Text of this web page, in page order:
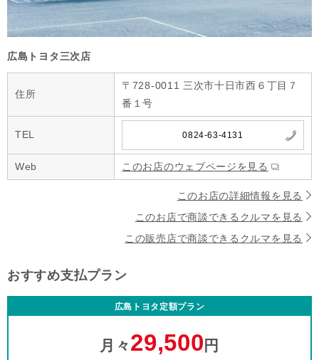
広島トヨタ三次店
住所
〒728-0011 三次市十日市西６丁目７
番１号
TEL 0824-63-4131
Web このお店のウェブページを見る
このお店の詳細情報を見る
このお店で商談できるクルマを見る
この販売店で商談できるクルマを見る
おすすめ支払プラン
広島トヨタ定額プラン
月々29,500 円